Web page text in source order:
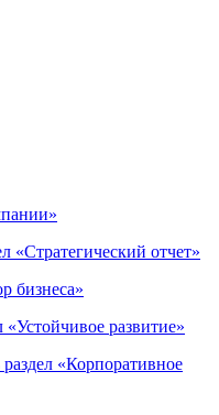
«Стратегический отчет»
бизнеса»
«Устойчивое развитие»
«Корпоративное